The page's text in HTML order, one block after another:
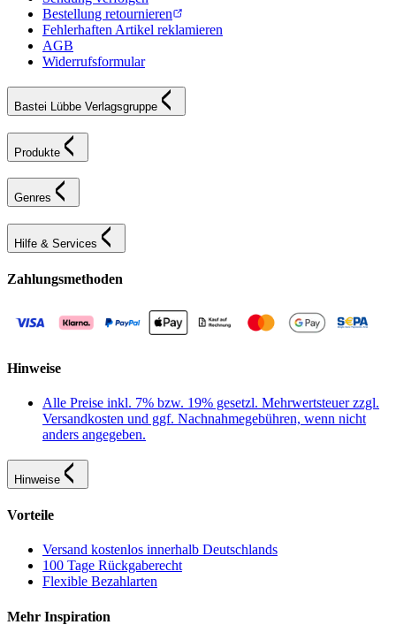
Bestellung retournieren
Fehlerhaften Artikel reklamieren
AGB
Widerrufsformular
Bastei Lübbe Verlagsgruppe
Produkte
Genres
Hilfe & Services
Zahlungsmethoden
Hinweise
Alle Preise inkl. 7% bzw. 19% gesetzl. Mehrwertsteuer zzgl.
Versandkosten und ggf. Nachnahmegebühren, wenn nicht
anders angegeben.
Hinweise
Vorteile
Versand kostenlos innerhalb Deutschlands
100 Tage Rückgaberecht
Flexible Bezahlarten
Mehr Inspiration